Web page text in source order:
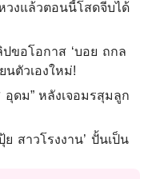
วงแล้วตอนนี้โสดจีบได้
ขอโอกาส ‘บอย ถกล
นตัวเองใหม่!
อุดม” หลังเจอมรสุมลูก
ย สาวโรงงาน’ ปั้นเป็น